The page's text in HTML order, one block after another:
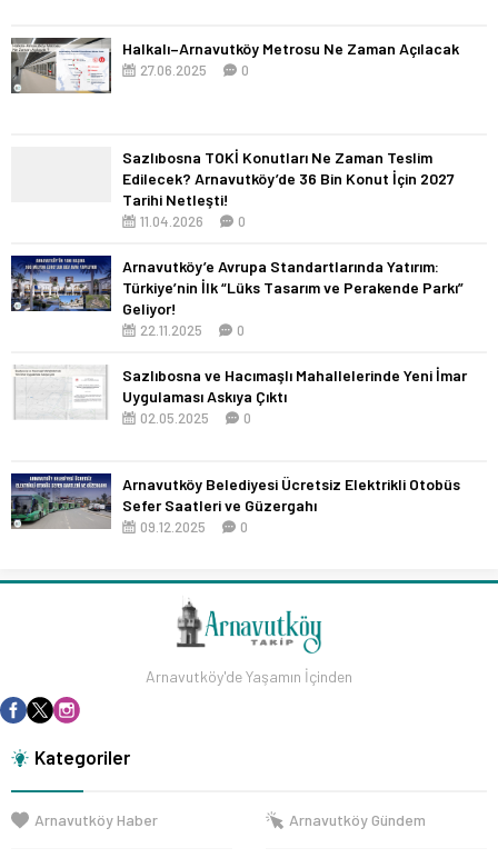
Halkalı–Arnavutköy Metrosu Ne Zaman Açılacak
27.06.2025 0
Sazlıbosna TOKİ Konutları Ne Zaman Teslim
Edilecek? Arnavutköy’de 36 Bin Konut İçin 2027
Tarihi Netleşti!
11.04.2026 0
Arnavutköy’e Avrupa Standartlarında Yatırım:
Türkiye’nin İlk “Lüks Tasarım ve Perakende Parkı”
Geliyor!
22.11.2025 0
Sazlıbosna ve Hacımaşlı Mahallelerinde Yeni İmar
Uygulaması Askıya Çıktı
02.05.2025 0
Arnavutköy Belediyesi Ücretsiz Elektrikli Otobüs
Sefer Saatleri ve Güzergahı
09.12.2025 0
Arnavutköy'de Yaşamın İçinden
Kategoriler
Arnavutköy Haber Arnavutköy Gündem